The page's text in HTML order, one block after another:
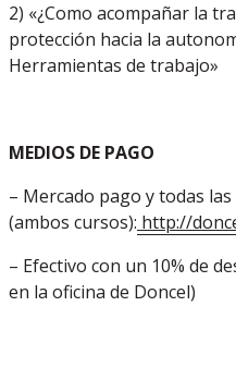
2) «¿Como acompañar la
protección hacia la
Herramientas de trabajo»
MEDIOS DE PAGO
– Mercado pago y todas
(ambos cursos): http://
– Efectivo con un 10% de
en la oficina de Doncel)